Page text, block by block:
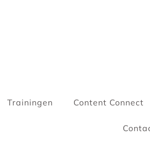
Trainingen Content Connect